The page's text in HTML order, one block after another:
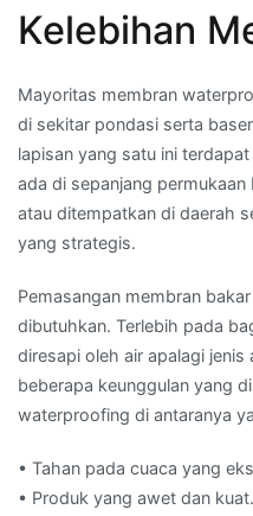
Kelebihan
Mayoritas membran
di sekitar pondasi serta
lapisan yang satu ini
ada di sepanjang
atau ditempatkan di daerah
yang strategis.
Pemasangan membran
dibutuhkan. Terlebih pada
diresapi oleh air apalagi jenis
beberapa keunggulan yang
waterproofing di antaranya
• Tahan pada cuaca yang
• Produk yang awet dan kuat.